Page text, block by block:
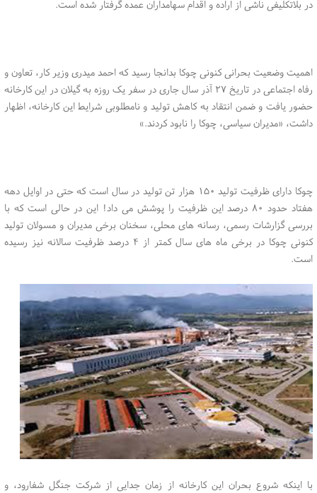
در بلاتکلیفی ناشی از اراده و اقدام سهامداران عمده گرفتار شده است.
اهمیت وضعیت بحرانی کنونی چوکا بدانجا رسید که احمد میدری وزیر کار، تعاون و
رفاه اجتماعی در تاریخ ۲۷ آذر سال جاری در سفر یک روزه به گیلان در این کارخانه
حضور یافت و ضمن انتقاد به کاهش تولید و نامطلوبی شرایط این کارخانه، اظهار
داشت، «مدیران سیاسی، چوکا را نابود کردند.»
چوکا دارای ظرفیت تولید ۱۵۰ هزار تن تولید در سال است که حتی در اوایل دهه
هفتاد حدود ۸۰ درصد این ظرفیت را پوشش می داد! این در حالی است که با
بررسی گزارشات رسمی، رسانه های محلی، سخنان برخی مدیران و مسولان تولید
کنونی چوکا در برخی ماه های سال کمتر از ۴ درصد ظرفیت سالانه نیز رسیده
است.
با اینکه شروع بحران این کارخانه از زمان جدایی از شرکت جنگل شفارود، و